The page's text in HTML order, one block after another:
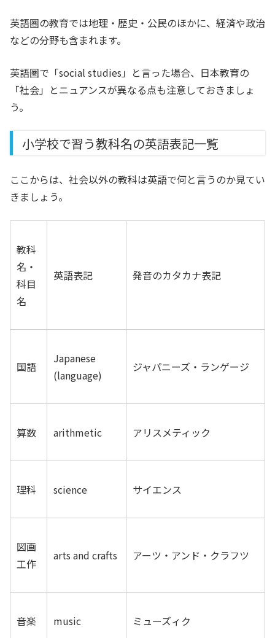
英語圏の教育では地理・歴史・公民のほかに、経済や政治
などの分野も含まれます。
英語圏で「social studies」と言った場合、日本教育の
「社会」とニュアンスが異なる点も注意しておきましょ
う。
小学校で習う教科名の英語表記一覧
ここからは、社会以外の教科は英語で何と言うのか見てい
きましょう。
教科
名・
科目
名
英語表記 発音のカタカナ表記
国語
Japanese
(language)
ジャパニーズ・ランゲージ
算数 arithmetic アリスメティック
理科 science サイエンス
図画
工作
arts and crafts アーツ・アンド・クラフツ
音楽 music ミューズィク